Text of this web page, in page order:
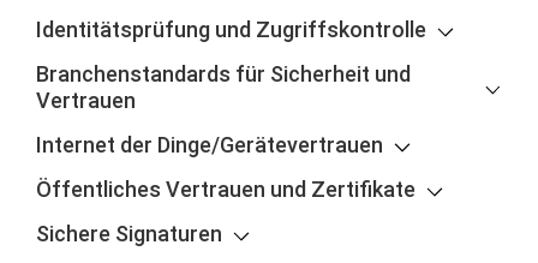
Identitätsprüfung und Zugriffskontrolle
Branchenstandards für Sicherheit und
Vertrauen
Internet der Dinge/Gerätevertrauen
Öffentliches Vertrauen und Zertifikate
Sichere Signaturen